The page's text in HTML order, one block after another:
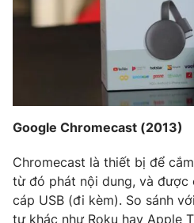
Google Chromecast (2013)
Chromecast là thiết bị để
từ đó phát nội dung, và được
cáp USB (đi kèm). So sánh
tự khác như Roku hay Apple